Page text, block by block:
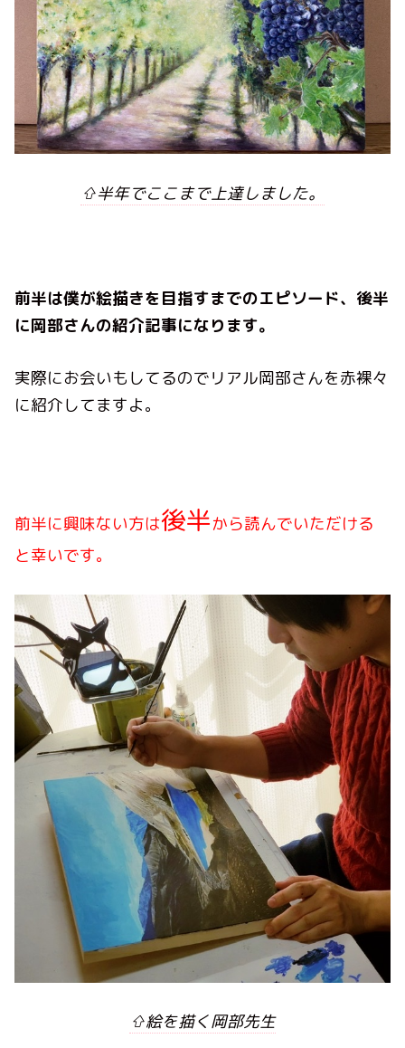
⇧半年でここまで上達しました。
前半は僕が絵描きを目指すまでのエピソード、後半
に岡部さんの紹介記事になります。
実際にお会いもしてるのでリアル岡部さんを赤裸々
に紹介してますよ。
前半に興味ない方は後半から読んでいただける
と幸いです。
⇧絵を描く岡部先生